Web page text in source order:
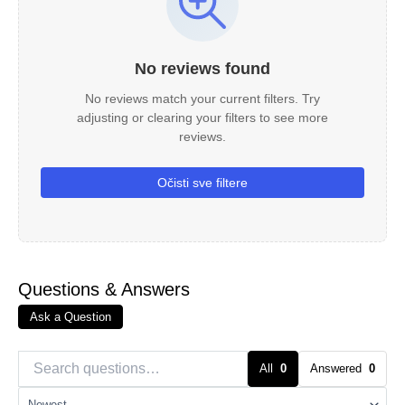
No reviews found
No reviews match your current filters. Try
adjusting or clearing your filters to see more
reviews.
Očisti sve filtere
Questions & Answers
Ask a Question
All 0 Answered 0